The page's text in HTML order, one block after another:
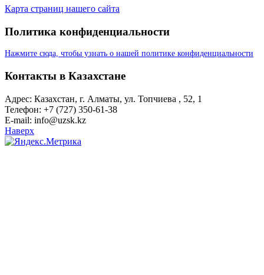
Карта страниц нашего сайта
Политика конфиденциальности
Нажмите сюда, чтобы узнать о нашей политике конфиденциальности
Контакты в Казахстане
Адрес: Казахстан, г. Алматы, ул. Топчиева , 52, 1
Телефон: +7 (727) 350-61-38
E-mail: info@uzsk.kz
Наверх